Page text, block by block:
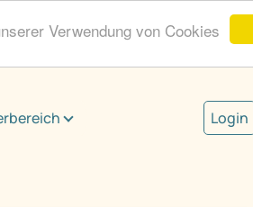
Verwendung von Cookies
Login